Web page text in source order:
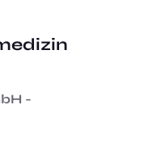
-